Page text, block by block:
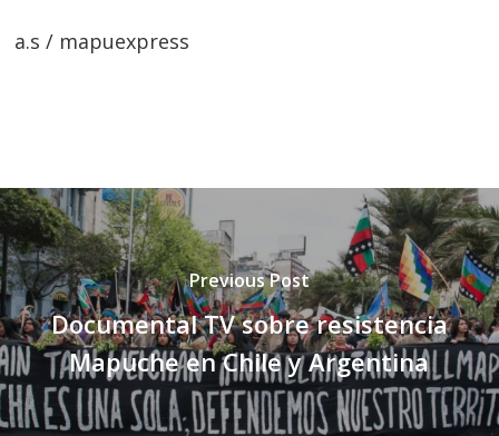
a.s / mapuexpress
Previous Post
Documental TV sobre resistencia
Mapuche en Chile y Argentina